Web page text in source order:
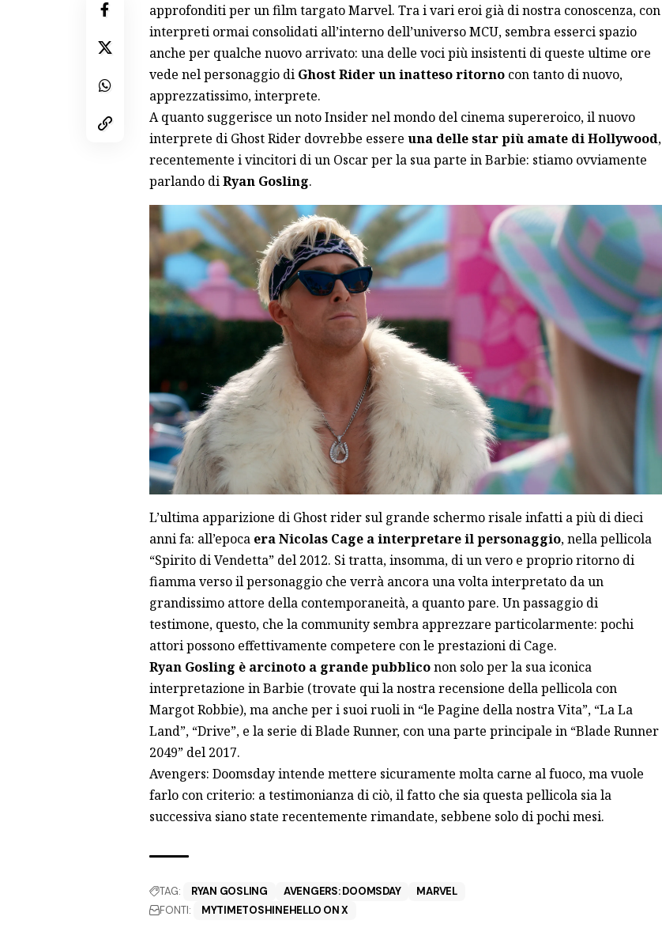
approfonditi per un film targato Marvel. Tra i vari eroi già di nostra conoscenza, con
interpreti ormai consolidati all’interno dell’universo MCU, sembra esserci spazio
anche per qualche nuovo arrivato: una delle voci più insistenti di queste ultime ore
vede nel personaggio di Ghost Rider un inatteso ritornocon tanto di nuovo,
apprezzatissimo, interprete.
A quanto suggerisce un noto Insider nel mondo del cinema supereroico, il nuovo
interprete di Ghost Rider dovrebbe essere una delle star più amate di Hollywood,
recentemente i vincitori di un Oscar per la sua parte in Barbie: stiamo ovviamente
parlando diRyan Gosling.
L’ultima apparizione di Ghost rider sul grande schermo risale infatti a più di dieci
anni fa: all’epoca era Nicolas Cage a interpretare il personaggio, nella pellicola
“Spirito di Vendetta” del 2012. Si tratta, insomma, di un vero e proprio ritorno di
fiamma verso il personaggio che verrà ancora una volta interpretato da un
grandissimo attore della contemporaneità, a quanto pare. Un passaggio di
testimone, questo, che la community sembra apprezzare particolarmente: pochi
attori possono effettivamente competere con le prestazioni di Cage.
Ryan Gosling è arcinoto a grande pubbliconon solo perla sua iconica
interpretazione in Barbie (trovate qui la nostra recensione della pellicola con
Margot Robbie), ma anche per i suoi ruoli in “le Pagine della nostra Vita”, “La La
Land”, “Drive”, e la serie di Blade Runner, con una parte principale in “Blade Runner
2049” del 2017.
Avengers: Doomsday intende mettere sicuramente molta carne al fuoco, ma vuole
farlo con criterio: a testimonianza di ciò, il fatto che sia questa pellicola sia la
successiva siano state recentemente rimandate, sebbene solo di pochi mesi.
TAG: RYAN GOSLING AVENGERS: DOOMSDAY
MARVEL
FONTI:
MYTIMETOSHINEHELLO ON X